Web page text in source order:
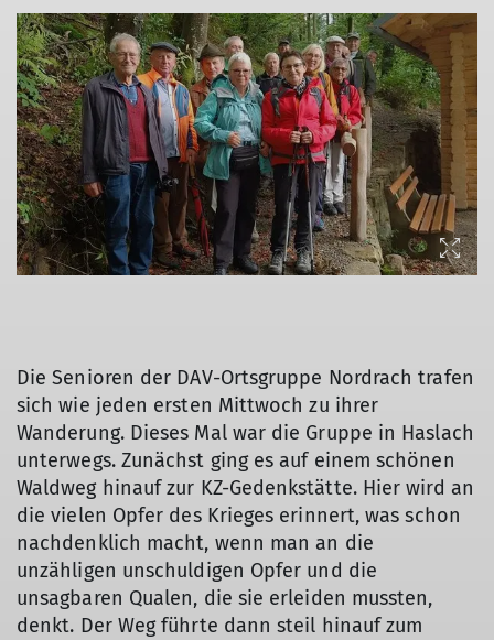
Die Senioren der DAV-Ortsgruppe Nordrach trafen
sich wie jeden ersten Mittwoch zu ihrer
Wanderung. Dieses Mal war die Gruppe in Haslach
unterwegs. Zunächst ging es auf einem schönen
Waldweg hinauf zur KZ-Gedenkstätte. Hier wird an
die vielen Opfer des Krieges erinnert, was schon
nachdenklich macht, wenn man an die
unzähligen unschuldigen Opfer und die
unsagbaren Qualen, die sie erleiden mussten,
denkt. Der Weg führte dann steil hinauf zum